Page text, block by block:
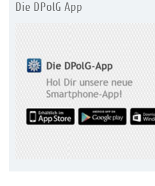
Die DPolG App